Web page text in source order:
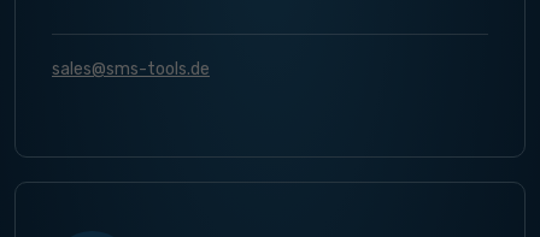
sales@sms-tools.de